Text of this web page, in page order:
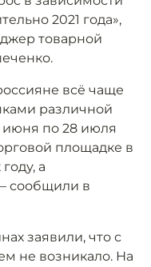
2021 года»,
товарной
всё чаще
различной
июня по 28 июля
площадке в
а
сообщили в
заявили, что с
не возникало. На